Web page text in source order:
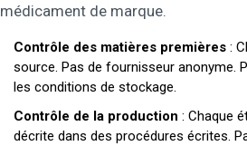
médicament de marque.
Contrôle des matières premières :
source. Pas de fournisseur anonyme.
les conditions de stockage.
Contrôle de la production : Chaque
décrite dans des procédures écrites.